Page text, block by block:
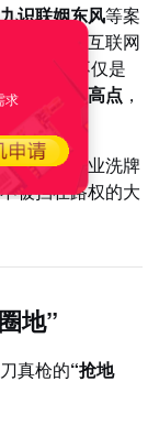
识联姻东风等案
准，驯服互联网
合流，不仅是
”制造的制高点 ，
笔。
才能在行业洗牌
被挡在路权的大
地”
真枪的“抢地
求